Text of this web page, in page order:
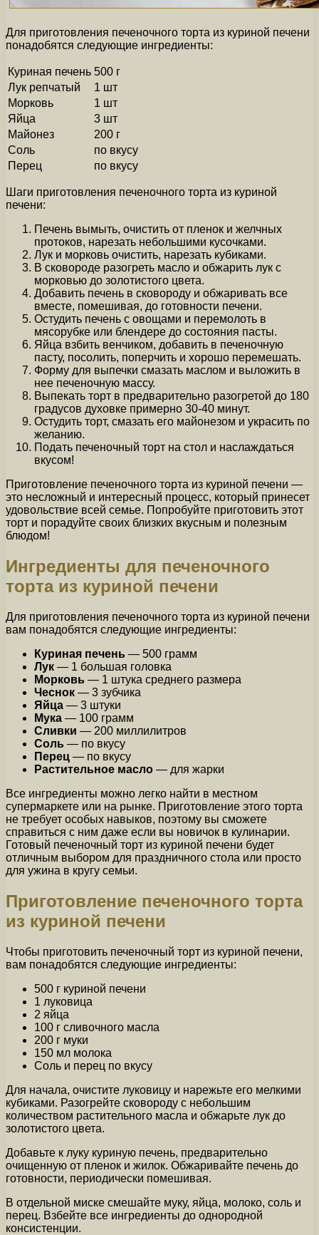
Для приготовления печеночного торта из куриной печени
понадобятся следующие ингредиенты:
Куриная печень 500 г
Лук репчатый
1 шт
Морковь
1 шт
Яйца
3 шт
Майонез
200 г
Соль
по вкусу
Перец
по вкусу
Шаги приготовления печеночного торта из куриной
печени:
Печень вымыть, очистить от пленок и желчных
протоков, нарезать небольшими кусочками.
Лук и морковь очистить, нарезать кубиками.
В сковороде разогреть масло и обжарить лук с
морковью до золотистого цвета.
Добавить печень в сковороду и обжаривать все
вместе, помешивая, до готовности печени.
Остудить печень с овощами и перемолоть в
мясорубке или блендере до состояния пасты.
Яйца взбить венчиком, добавить в печеночную
пасту, посолить, поперчить и хорошо перемешать.
Форму для выпечки смазать маслом и выложить в
нее печеночную массу.
Выпекать торт в предварительно разогретой до 180
градусов духовке примерно 30-40 минут.
Остудить торт, смазать его майонезом и украсить по
желанию.
Подать печеночный торт на стол и наслаждаться
вкусом!
Приготовление печеночного торта из куриной печени —
это несложный и интересный процесс, который принесет
удовольствие всей семье. Попробуйте приготовить этот
торт и порадуйте своих близких вкусным и полезным
блюдом!
Ингредиенты для печеночного
торта из куриной печени
Для приготовления печеночного торта из куриной печени
вам понадобятся следующие ингредиенты:
Куриная печень — 500 грамм
Лук — 1 большая головка
Морковь — 1 штука среднего размера
Чеснок — 3 зубчика
Яйца — 3 штуки
Мука — 100 грамм
Сливки — 200 миллилитров
Соль — по вкусу
Перец — по вкусу
Растительное масло — для жарки
Все ингредиенты можно легко найти в местном
супермаркете или на рынке. Приготовление этого торта
не требует особых навыков, поэтому вы сможете
справиться с ним даже если вы новичок в кулинарии.
Готовый печеночный торт из куриной печени будет
отличным выбором для праздничного стола или просто
для ужина в кругу семьи.
Приготовление печеночного торта
из куриной печени
Чтобы приготовить печеночный торт из куриной печени,
вам понадобятся следующие ингредиенты:
500 г куриной печени
1 луковица
2 яйца
100 г сливочного масла
200 г муки
150 мл молока
Соль и перец по вкусу
Для начала, очистите луковицу и нарежьте его мелкими
кубиками. Разогрейте сковороду с небольшим
количеством растительного масла и обжарьте лук до
золотистого цвета.
Добавьте к луку куриную печень, предварительно
очищенную от пленок и жилок. Обжаривайте печень до
готовности, периодически помешивая.
В отдельной миске смешайте муку, яйца, молоко, соль и
перец. Взбейте все ингредиенты до однородной
консистенции.